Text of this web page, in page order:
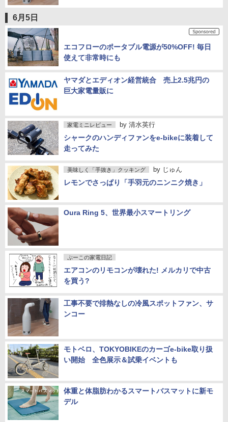
6月5日
エコフローのポータブル電源が50%OFF! 毎日
使えて非常時にも
ヤマダとエディオン経営統合 売上2.5兆円の
巨大家電量販に
家電ミニレビュー by 清水英行
シャークのハンディファンをe-bikeに装着して
走ってみた
美味しく「手抜き」クッキング by じゅん
レモンでさっぱり「手羽元のニンニク焼き」
Oura Ring 5、世界最小スマートリング
ぷーこの家電日記
エアコンのリモコンが壊れた! メルカリで中古
を買う?
工事不要で排熱なしの冷風スポットファン、サ
ンコー
モトベロ、TOKYOBIKEのカーゴe-bike取り扱
い開始 全色展示＆試乗イベントも
体重と体脂肪わかるスマートバスマットに新モ
デル